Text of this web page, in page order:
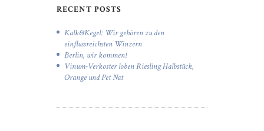
RECENT POSTS
Kalk&Kegel: Wir gehören zu den
einflussreichsten Winzern
Berlin, wir kommen!
Vinum-Verkoster loben Riesling Halbstück,
Orange und Pet Nat